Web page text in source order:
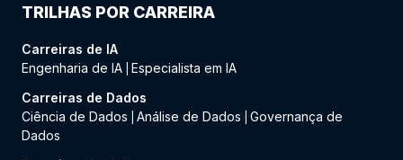
TRILHAS POR CARREIRA
Carreiras de IA
Engenharia de IA Especialista em IA
Carreiras de Dados
Ciência de Dados
Análise de Dados
Governança de
Dados